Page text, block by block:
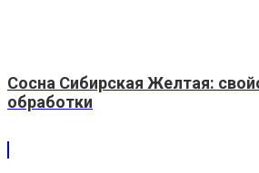
Сосна Сибирская Желтая:
обработки